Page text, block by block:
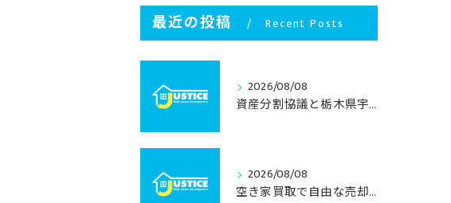
最近の投稿 Recent Posts
2026/08/08
資産分割協議と栃木県宇都宮市で不動産相続を円滑に進めるための実践ポイント
2026/08/08
空き家買取で自由な売却を叶える栃木県宇都宮市の手間いらずガイド